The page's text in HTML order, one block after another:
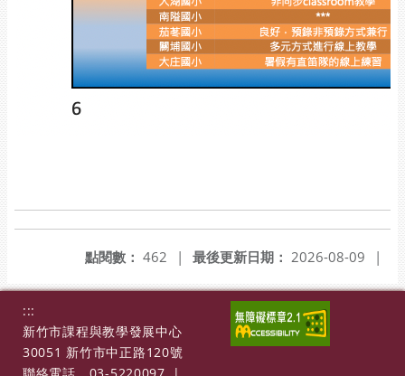
最後更新日期： 2026-08-09 |
點閱數： 462 |
:::
新竹市課程與教學發展中心
30051 新竹市中正路120號